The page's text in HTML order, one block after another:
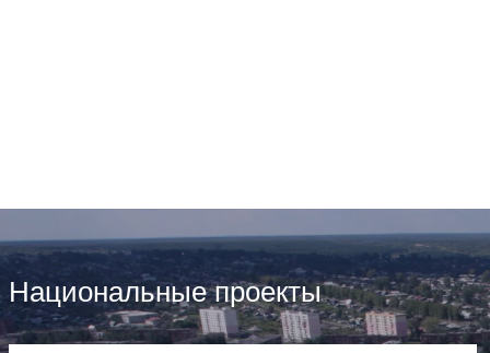
Национальные проекты